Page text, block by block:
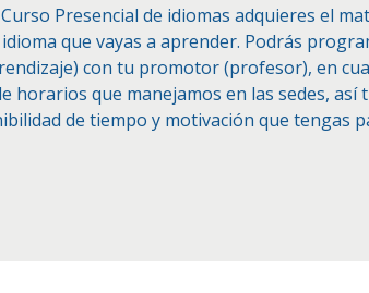
Presencial de idiomas adquieres el
que vayas a aprender. Podrás
con tu promotor (profesor), en
horarios que manejamos en las sedes, así
de tiempo y motivación que tengas